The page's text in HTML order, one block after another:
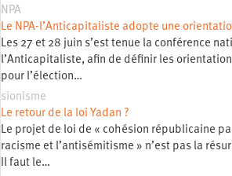
NPA
Le NPA-l’Anticapitaliste adopte une
Les 27 et 28 juin s’est tenue la conférence
l’Anticapitaliste, afin de définir les
pour l’élection…
sionisme
Le retour de la loi Yadan ?
Le projet de loi de « cohésion républicaine
racisme et l’antisémitisme » n’est pas la
Il faut le…